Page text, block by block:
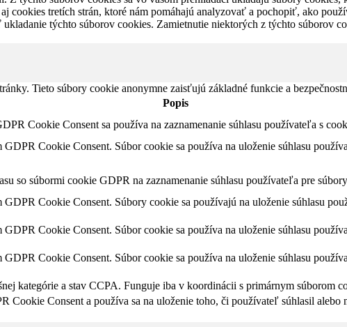
cookies tretích strán, ktoré nám pomáhajú analyzovať a pochopiť, ako
týchto súborov cookies. Zamietnutie niektorých z týchto súborov
Tieto súbory cookie anonymne zaisťujú základné funkcie a
Popis
Cookie Consent sa používa na zaznamenanie súhlasu používateľa s
Cookie Consent. Súbor cookie sa používa na uloženie súhlasu
so súbormi cookie GDPR na zaznamenanie súhlasu používateľa pre
Cookie Consent. Súbory cookie sa používajú na uloženie súhlasu
Cookie Consent. Súbor cookie sa používa na uloženie súhlasu
Cookie Consent. Súbor cookie sa používa na uloženie súhlasu
kategórie a stav CCPA. Funguje iba v koordinácii s primárnym súborom
Cookie Consent a používa sa na uloženie toho, či používateľ súhlasil alebo